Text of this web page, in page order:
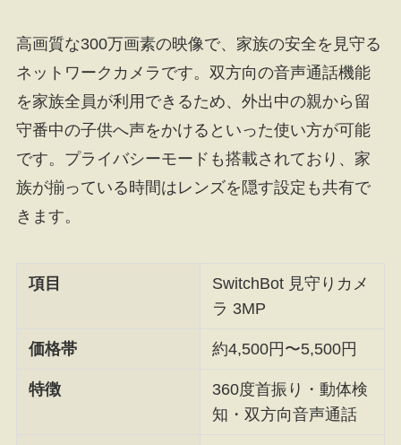
高画質な300万画素の映像で、家族の安全を見守る
ネットワークカメラです。双方向の音声通話機能
を家族全員が利用できるため、外出中の親から留
守番中の子供へ声をかけるといった使い方が可能
です。プライバシーモードも搭載されており、家
族が揃っている時間はレンズを隠す設定も共有で
きます。
項目
SwitchBot 見守りカメ
ラ 3MP
価格帯 約4,500円〜5,500円
特徴
360度首振り・動体検
知・双方向音声通話